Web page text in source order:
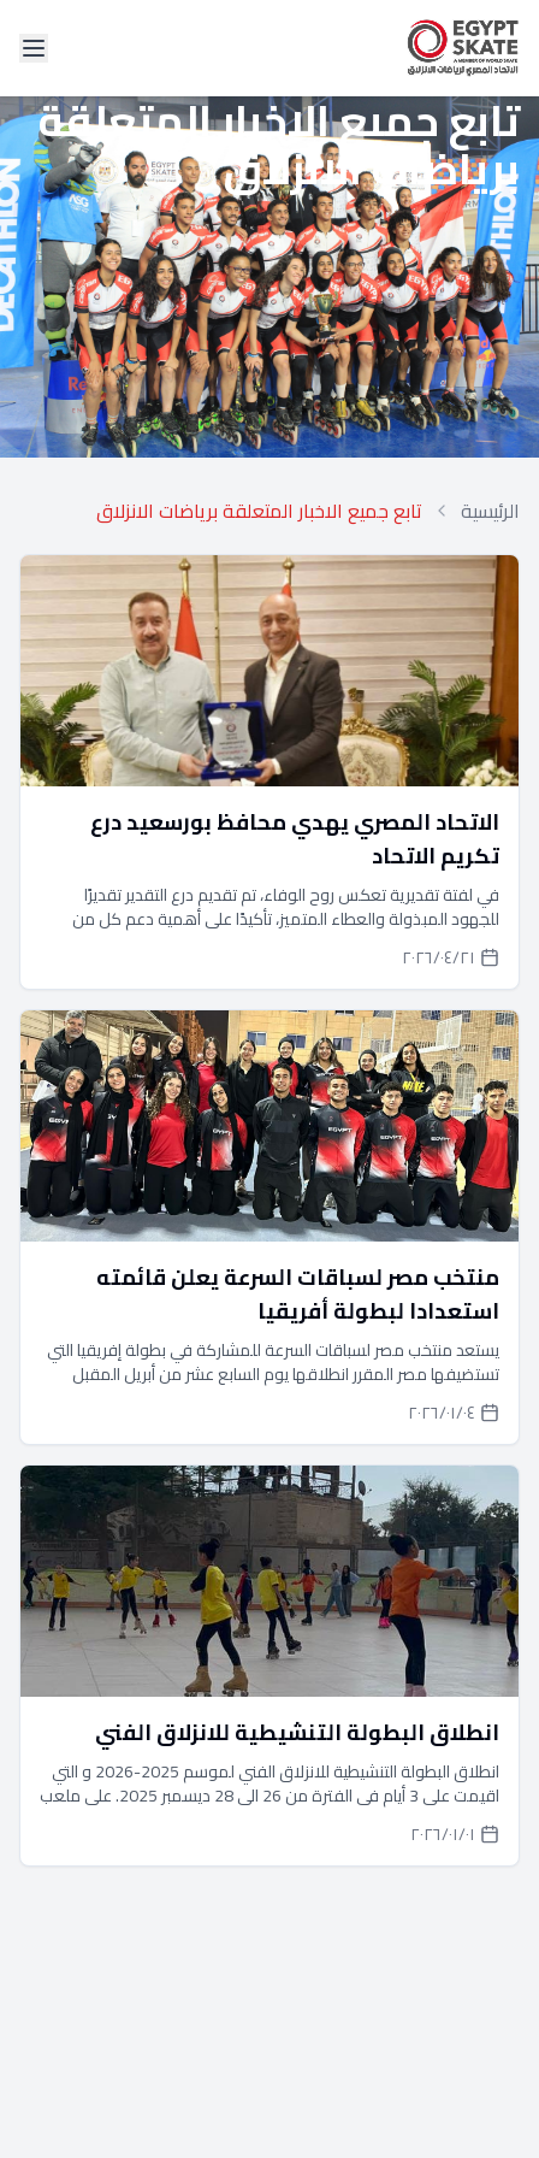
تابع جميع الاخبار المتعلقة
برياضات الانزلاق
الرئيسية تابع جميع الاخبار المتعلقة برياضات الانزلاق
الاتحاد المصري يهدي محافظ بورسعيد درع
تكريم الاتحاد
في لفتة تقديرية تعكس روح الوفاء، تم تقديم درع التقدير تقديرًا
للجهود المبذولة والعطاء المتميز، تأكيدًا على أهمية دعم كل من
يساهم في تحقيق النجاح والارتقاء بالمجتمع.
٢١‏/٠٤‏/٢٠٢٦
منتخب مصر لسباقات السرعة يعلن قائمته
استعدادا لبطولة أفريقيا
يستعد منتخب مصر لسباقات السرعة للمشاركة في بطولة إفريقيا التي
تستضيفها مصر المقرر انطلاقها يوم السابع عشر من أبريل المقبل
بمشاركة عدد من المنتخبات الإفريقية.
٠٤‏/٠١‏/٢٠٢٦
انطلاق البطولة التنشيطية للانزلاق الفني
انطلاق البطولة التنشيطية للانزلاق الفني لموسم 2025-2026 و التي
اقيمت على 3 أيام في الفترة من 26 الي 28 ديسمبر 2025. على ملعب
نادي النصر و ملعب نادي المعادي. و شهدت البطولة مستويات
متميزة من جميع اللاعبين و اللاعبات في مختلف المراحل العمرية.
٠١‏/٠١‏/٢٠٢٦